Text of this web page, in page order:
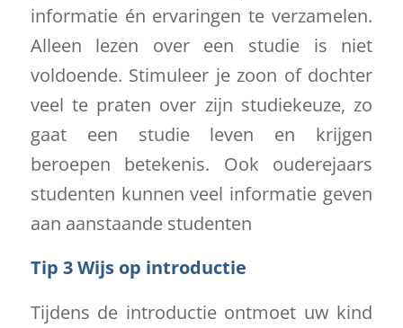
informatie én ervaringen te verzamelen.
Alleen lezen over een studie is niet
voldoende. Stimuleer je zoon of dochter
veel te praten over zijn studiekeuze, zo
gaat een studie leven en krijgen
beroepen betekenis. Ook ouderejaars
studenten kunnen veel informatie geven
aan aanstaande studenten
Tip 3 Wijs op introductie
Tijdens de introductie ontmoet uw kind